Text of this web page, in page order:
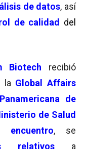
de datos, así
de calidad del
Biotech
recibió
la Global Affairs
de
de Salud
encuentro, se
relativosa